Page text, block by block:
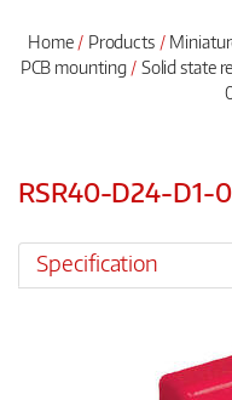
Home Products
PCB mounting
Solid state
RSR40-D24-D1-
Specification